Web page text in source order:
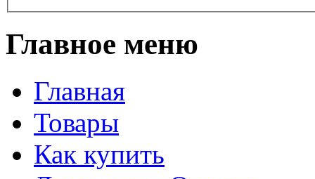
Главное меню
Главная
Товары
Как купить